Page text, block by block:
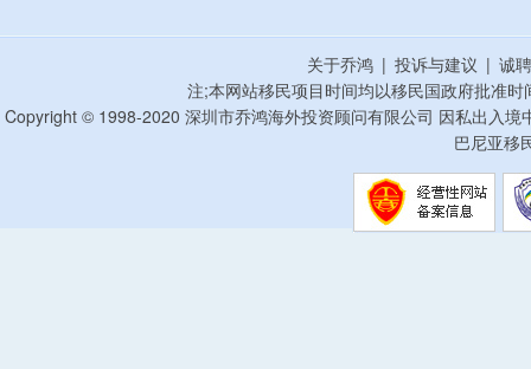
关于乔鸿 | 投诉与建议 | 诚
注;本网站移民项目时间均以移民国政府批准
Copyright © 1998-2020 深圳市乔鸿海外投资顾问有限公司 因私出入
巴尼亚移